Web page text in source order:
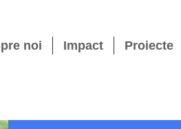
noi Impact Proiecte